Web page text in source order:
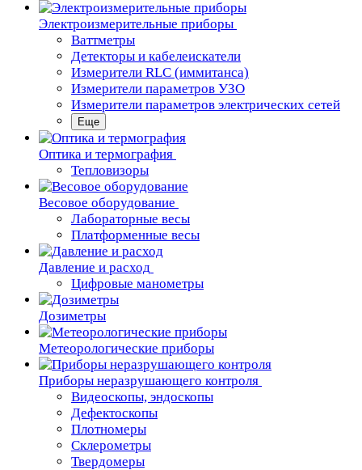
Электроизмерительные приборы
Ваттметры
Детекторы и кабелеискатели
Измерители RLC (иммитанса)
Измерители параметров УЗО
Измерители параметров электрических сетей
Еще
Oптика и термография
Тепловизоры
Весовое оборудование
Лабораторные весы
Платформенные весы
Давление и расход
Цифровые манометры
Дозиметры
Метеорологические приборы
Приборы неразрушающего контроля
Видеоскопы, эндоскопы
Дефектоскопы
Плотномеры
Склерометры
Твердомеры